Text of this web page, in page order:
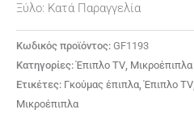
Ξύλο: Κατά Παραγγελία
Κωδικός προϊόντος: GF1193
Κατηγορίες:Έπιπλο TV Μικροέπιπλα
Ετικέτες: Γκούμας έπιπλα ,Έπιπλο TV
Μικροέπιπλα